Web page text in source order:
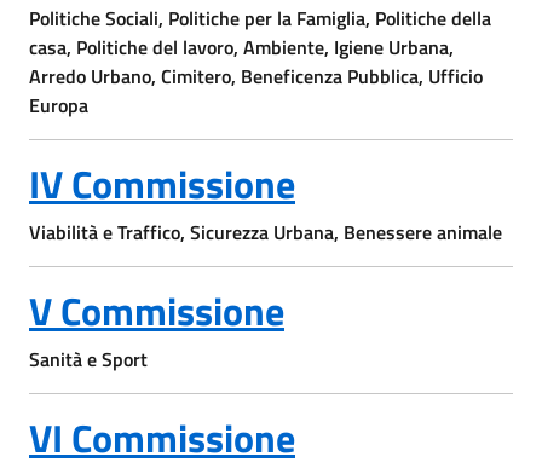
Politiche Sociali, Politiche per la Famiglia, Politiche della
casa, Politiche del lavoro, Ambiente, Igiene Urbana,
Arredo Urbano, Cimitero, Beneficenza Pubblica, Ufficio
Europa
IV Commissione
Viabilità e Traffico, Sicurezza Urbana, Benessere animale
V Commissione
Sanità e Sport
VI Commissione